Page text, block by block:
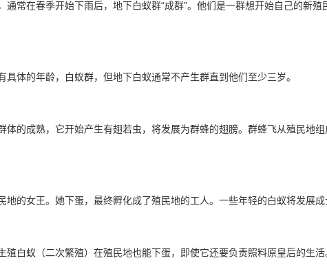
常在春季开始下雨后，地下白蚁群“成群”。他们是一群想开始自己的新
体的年龄，白蚁群，但地下白蚁通常不产生群直到他们至少三岁。
体的成熟，它开始产生有翅若虫，将发展为群蜂的翅膀。群蜂飞从殖民地
的女王。她下蛋，最终孵化成了殖民地的工人。一些年轻的白蚁将发展
白蚁（二次繁殖）在殖民地也能下蛋，即使它还要负责照料原皇后的生